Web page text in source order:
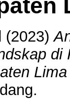
(2023)